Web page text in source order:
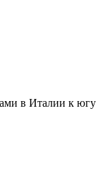
в Италии к